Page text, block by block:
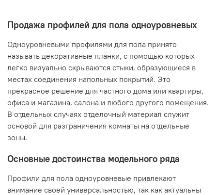
Продажа профилей для пола одноуровневых
Одноуровневыми профилями для пола принято
называть декоративные планки, с помощью которых
легко визуально скрываются стыки, образующиеся в
местах соединения напольных покрытий. Это
прекрасное решение для частного дома или квартиры,
офиса и магазина, салона и любого другого помещения.
В отдельных случаях отделочный материал служит
основой для разграничения комнаты на отдельные
зоны.
Основные достоинства модельного ряда
Профили для пола одноуровневые привлекают
внимание своей универсальностью, так как актуальны